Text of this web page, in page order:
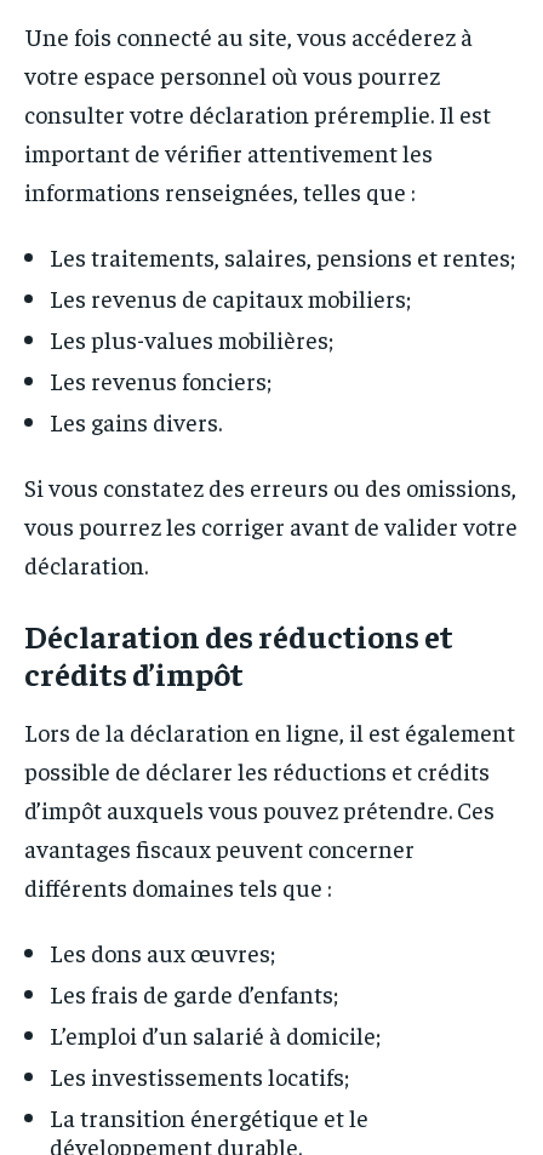
Une fois connecté au site, vous accéderez à
votre espace personnel où vous pourrez
consulter votre déclaration préremplie. Il est
important de vérifier attentivement les
informations renseignées, telles que :
Les traitements, salaires, pensions et rentes;
Les revenus de capitaux mobiliers;
Les plus-values mobilières;
Les revenus fonciers;
Les gains divers.
Si vous constatez des erreurs ou des omissions,
vous pourrez les corriger avant de valider votre
déclaration.
Déclaration des réductions et
crédits d’impôt
Lors de la déclaration en ligne, il est également
possible de déclarer les réductions et crédits
d’impôt auxquels vous pouvez prétendre. Ces
avantages fiscaux peuvent concerner
différents domaines tels que :
Les dons aux œuvres;
Les frais de garde d’enfants;
L’emploi d’un salarié à domicile;
Les investissements locatifs;
La transition énergétique et le
développement durable.